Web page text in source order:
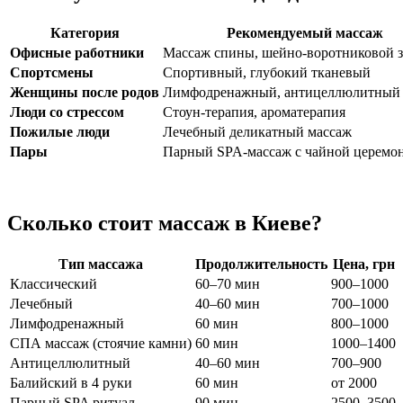
Категория
Рекомендуемый массаж
Офисные работники
Массаж спины, шейно-воротниковой
Спортсмены
Спортивный, глубокий тканевый
Женщины после родов Лимфодренажный, антицеллюлитный
Люди со стрессом
Стоун-терапия, ароматерапия
Пожилые люди
Лечебный деликатный массаж
Пары
Парный SPA-массаж с чайной
Сколько стоит массаж в Киеве?
Тип массажа Продолжительность Цена, грн
Классический
60–70 мин
900–1000
Лечебный
40–60 мин
700–1000
Лимфодренажный
60 мин
800–1000
СПА массаж (стоячие камни) 60 мин
1000–1400
Антицеллюлитный
40–60 мин
700–900
Балийский в 4 руки
60 мин
от 2000